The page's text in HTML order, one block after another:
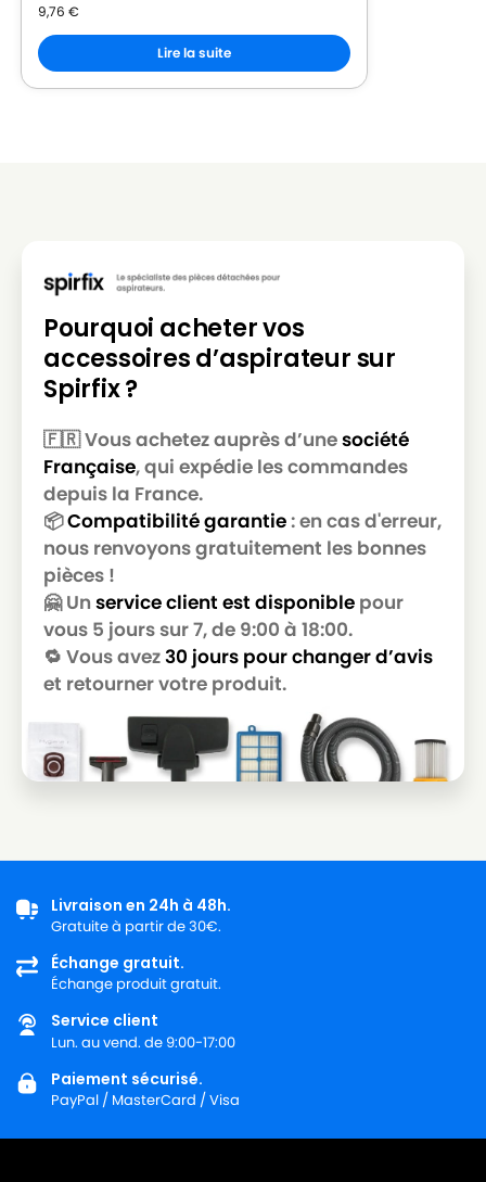
9,76 €
Lire la suite
Pourquoi acheter vos
accessoires d’aspirateur sur
Spirfix ?
🇫🇷 Vous achetez auprès d’unesociété
Française, qui expédie les commandes
depuis la France.
📦Compatibilité garantie: en cas d'erreur,
nous renvoyons gratuitement les bonnes
pièces !
🤗 Un service client est disponible pour
vous 5 jours sur 7, de 9:00 à 18:00.
🔁 Vous avez30 jours pour changer d’avis
et retourner votre produit.
Livraison en 24h à 48h.
Gratuite à partir de 30€.
Échange gratuit.
Échange produit gratuit.
Service client
Lun. au vend. de 9:00-17:00
Paiement sécurisé.
PayPal / MasterCard / Visa